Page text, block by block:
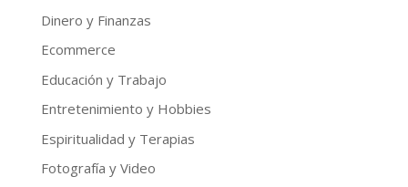
Dinero y Finanzas
Ecommerce
Educación y Trabajo
Entretenimiento y Hobbies
Espiritualidad y Terapias
Fotografía y Video